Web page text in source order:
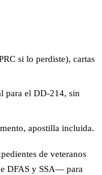
si lo perdiste), cartas
para el DD-214, sin
apostilla incluida.
de veteranos
DFAS y SSA— para